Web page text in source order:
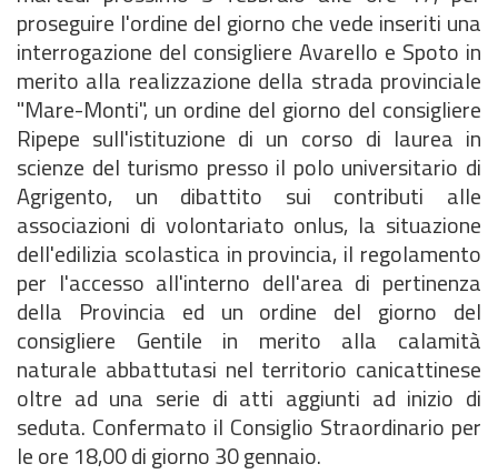
proseguire l'ordine del giorno che vede inseriti una
interrogazione del consigliere Avarello e Spoto in
merito alla realizzazione della strada provinciale
"Mare-Monti", un ordine del giorno del consigliere
Ripepe sull'istituzione di un corso di laurea in
scienze del turismo presso il polo universitario di
Agrigento, un dibattito sui contributi alle
associazioni di volontariato onlus, la situazione
dell'edilizia scolastica in provincia, il regolamento
per l'accesso all'interno dell'area di pertinenza
della Provincia ed un ordine del giorno del
consigliere Gentile in merito alla calamità
naturale abbattutasi nel territorio canicattinese
oltre ad una serie di atti aggiunti ad inizio di
seduta. Confermato il Consiglio Straordinario per
le ore 18,00 di giorno 30 gennaio.